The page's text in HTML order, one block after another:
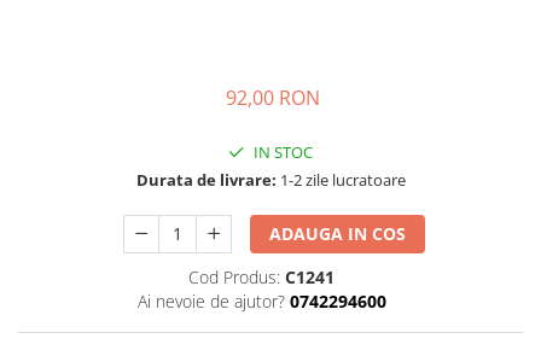
92,00 RON
IN STOC
Durata de livrare: 1-2 zile lucratoare
ADAUGA IN COS
Cod Produs: C1241
Ai nevoie de ajutor? 0742294600